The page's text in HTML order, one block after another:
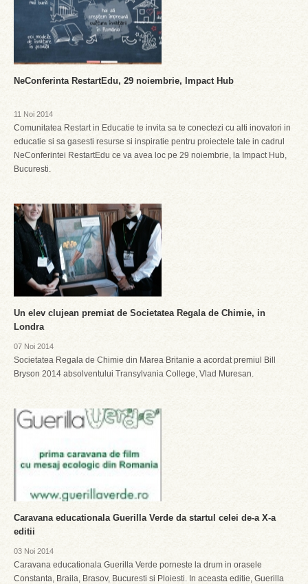
NeConferinta RestartEdu, 29 noiembrie, Impact Hub
11 Noi 2014
Comunitatea Restart in Educatie te invita sa te conectezi cu alti inovatori in
educatie si sa gasesti resurse si inspiratie pentru proiectele tale in cadrul
NeConferintei RestartEdu ce va avea loc pe 29 noiembrie, la Impact Hub,
Bucuresti.
Un elev clujean premiat de Societatea Regala de Chimie, in
Londra
07 Noi 2014
Societatea Regala de Chimie din Marea Britanie a acordat premiul Bill
Bryson 2014 absolventului Transylvania College, Vlad Muresan.
Caravana educationala Guerilla Verde da startul celei de-a X-a
editii
03 Noi 2014
Caravana educationala Guerilla Verde porneste la drum in orasele
Constanta, Braila, Brasov, Bucuresti si Ploiesti. In aceasta editie, Guerilla